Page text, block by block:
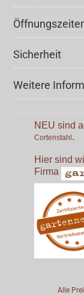
Sicherheit
Weitere
NEU sind
Cortenstahl.
Hier sind
Firma
Alle